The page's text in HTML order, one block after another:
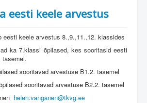
eesti keele arvestus
eesti keele arvestus 8.,9.,11.,12. klassides
ka 7.klassi õpilased, kes sooritasid eesti
sooritavad arvestuse B1.2. tasemel
sooritavad arvestuse B2.2. tasemel
helen.vanganen@tkvg.ee